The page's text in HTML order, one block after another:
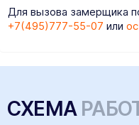
Для вызова замерщика
+7(495)777-55-07 или
СХЕМА